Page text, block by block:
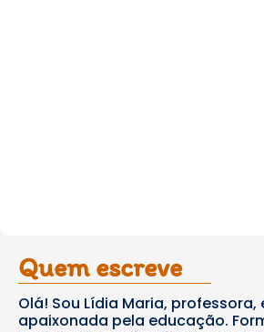
Quem escreve
Olá! Sou Lídia Maria,
apaixonada pela educação.